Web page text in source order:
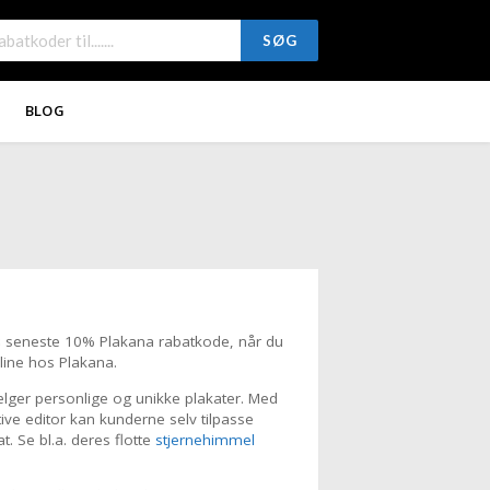
SØG
BLOG
10% Plakana rabatkode, når du
hos Plakana.
personlige og unikke plakater. Med
editor kan kunderne selv tilpasse
Se bl.a. deres flotte stjernehimmel